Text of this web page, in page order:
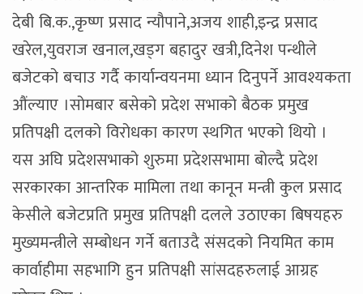
देबी बि.क.,कृष्ण प्रसाद न्यौपाने,अजय शाही,इन्द्र प्रसाद
खरेल,युवराज खनाल,खड्ग बहादुर खत्री,दिनेश पन्थीले
बजेटको बचाउ गर्दै कार्यान्वयनमा ध्यान दिनुपर्ने आवश्यकता
औंल्याए ।सोमबार बसेको प्रदेश सभाको बैठक प्रमुख
प्रतिपक्षी दलको विरोधका कारण स्थगित भएको थियो ।
यस अघि प्रदेशसभाको शुरुमा प्रदेशसभामा बोल्दै प्रदेश
सरकारका आन्तरिक मामिला तथा कानून मन्त्री कुल प्रसाद
केसीले बजेटप्रति प्रमुख प्रतिपक्षी दलले उठाएका बिषयहरु
मुख्यमन्त्रीले सम्बोधन गर्ने बताउदै संसदको नियमित काम
कार्वाहीमा सहभागि हुन प्रतिपक्षी सांसदहरुलाई आग्रह